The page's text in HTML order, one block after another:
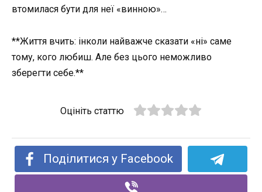
втомилася бути для неї «винною»…
**Життя вчить: інколи найважче сказати «ні» саме
тому, кого любиш. Але без цього неможливо
зберегти себе.**
Оцініть статтю
Поділитися у Facebook